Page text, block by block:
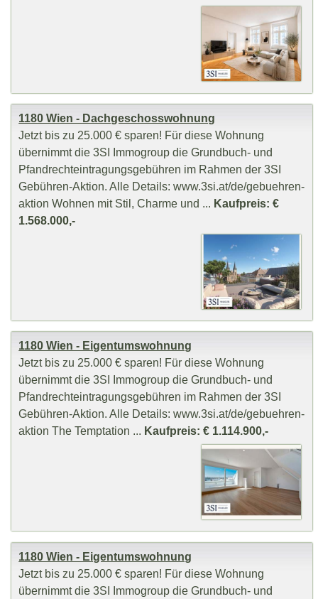
1180 Wien - Dachgeschosswohnung
Jetzt bis zu 25.000 € sparen! Für diese Wohnung
übernimmt die 3SI Immogroup die Grundbuch- und
Pfandrechteintragungsgebühren im Rahmen der 3SI
Gebühren-Aktion. Alle Details: www.3si.at/de/gebuehren-
aktion Wohnen mit Stil, Charme und ... Kaufpreis: €
1.568.000,-
1180 Wien - Eigentumswohnung
Jetzt bis zu 25.000 € sparen! Für diese Wohnung
übernimmt die 3SI Immogroup die Grundbuch- und
Pfandrechteintragungsgebühren im Rahmen der 3SI
Gebühren-Aktion. Alle Details: www.3si.at/de/gebuehren-
aktion The Temptation ... Kaufpreis: € 1.114.900,-
1180 Wien - Eigentumswohnung
Jetzt bis zu 25.000 € sparen! Für diese Wohnung
übernimmt die 3SI Immogroup die Grundbuch- und